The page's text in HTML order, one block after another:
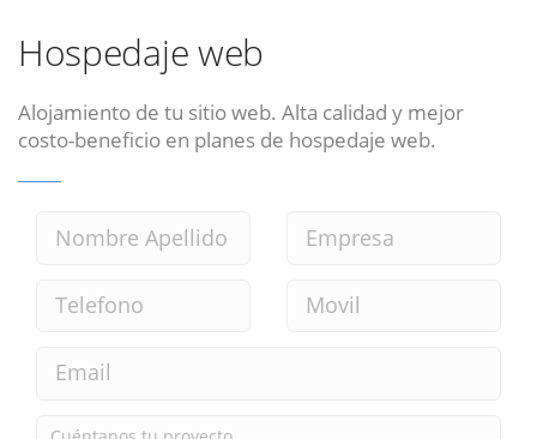
Hospedaje web
Alojamiento de tu sitio web. Alta calidad y mejor
costo-beneficio en planes de hospedaje web.